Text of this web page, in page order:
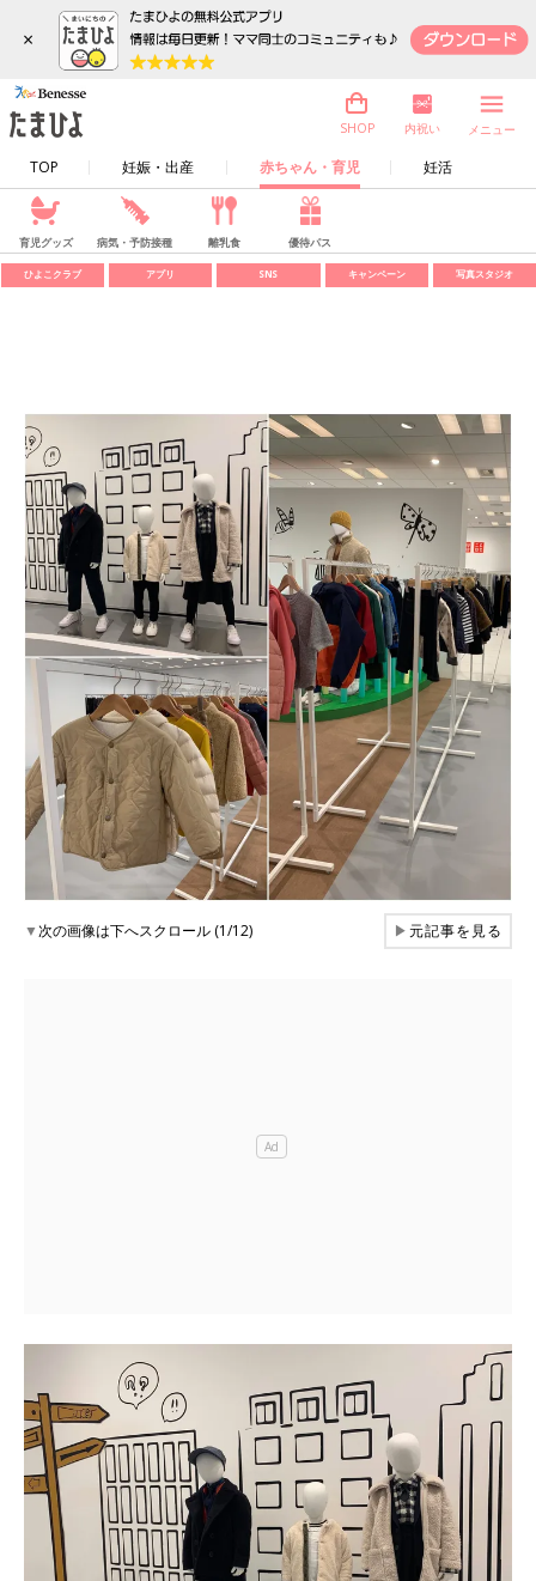
×
TOP 妊娠・出産 赤ちゃん・育児 妊活
SHOP 内祝い メニュー
育児グッズ 病気・予防接種 離乳食 優待パス
ひよこクラブ アプリ SNS キャンペーン 写真スタジオ
▼次の画像は下へスクロール (1/12) ▶元記事を見る